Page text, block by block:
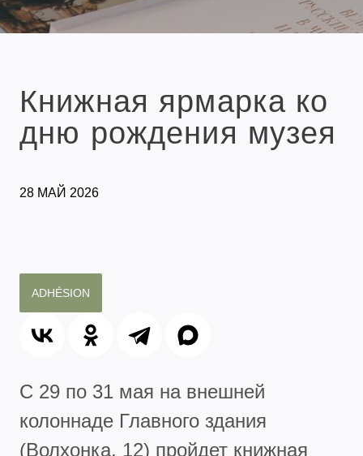
Книжная ярмарка ко
дню рождения музея
28 МАЙ 2026
ADHÉSION
С 29 по 31 мая на внешней
колоннаде Главного здания
(Волхонка, 12) пройдет книжная